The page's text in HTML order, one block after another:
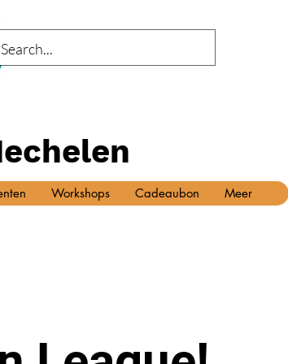
Workshops Cadeaubon Meer